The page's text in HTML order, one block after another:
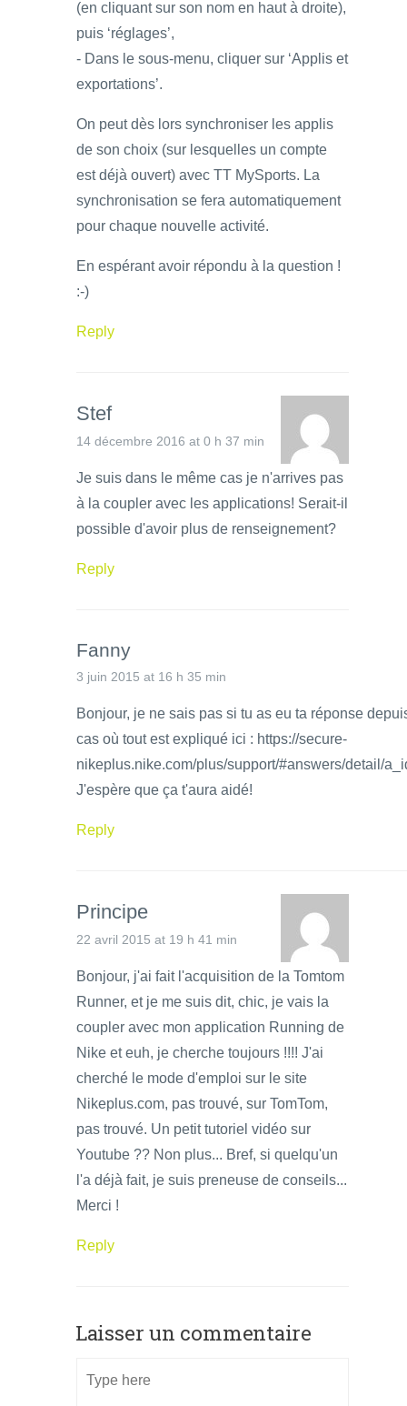
(en cliquant sur son nom en haut à droite),
puis ‘réglages’,
- Dans le sous-menu, cliquer sur ‘Applis et
exportations’.
On peut dès lors synchroniser les applis
de son choix (sur lesquelles un compte
est déjà ouvert) avec TT MySports. La
synchronisation se fera automatiquement
pour chaque nouvelle activité.
En espérant avoir répondu à la question !
:-)
Reply
Stef
14 décembre 2016 at 0 h 37 min
Je suis dans le même cas je n'arrives pas
à la coupler avec les applications! Serait-il
possible d'avoir plus de renseignement?
Reply
Fanny
3 juin 2015 at 16 h 35 min
Bonjour, je ne sais pas si tu as eu ta réponse
cas où tout est expliqué ici : https://secure-
nikeplus.nike.com/plus/support/#answers/detail/
J'espère que ça t'aura aidé!
Reply
Principe
22 avril 2015 at 19 h 41 min
Bonjour, j'ai fait l'acquisition de la Tomtom
Runner, et je me suis dit, chic, je vais la
coupler avec mon application Running de
Nike et euh, je cherche toujours !!!! J'ai
cherché le mode d'emploi sur le site
Nikeplus.com, pas trouvé, sur TomTom,
pas trouvé. Un petit tutoriel vidéo sur
Youtube ?? Non plus... Bref, si quelqu'un
l'a déjà fait, je suis preneuse de conseils...
Merci !
Reply
Laisser un commentaire